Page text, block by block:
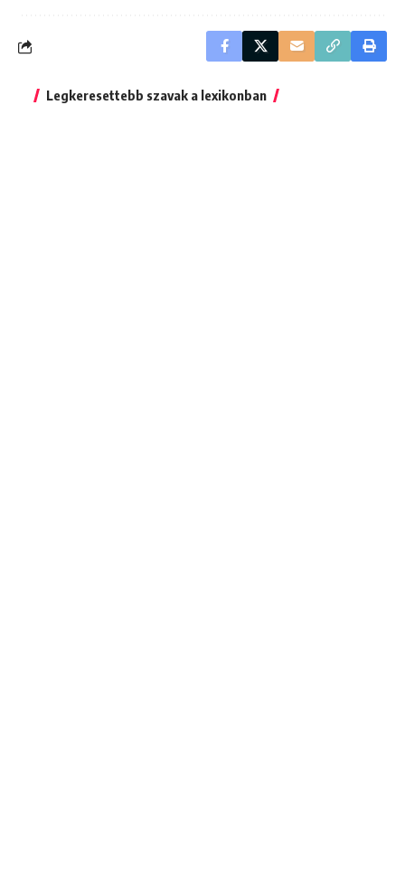
Legkeresettebb szavak a lexikonban